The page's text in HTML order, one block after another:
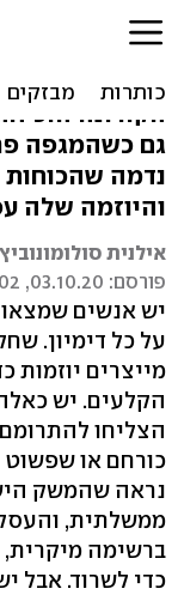
לוקאל
עם ישראל
הקורונה
גם כשהמגפה
נדמה שהכוחות
והיוזמה שלה
אילנית
פורסם: 03.10.20, 04:02
יש אנשים
על כל דימיון.
מייצרים יוזמות
הקלעים. יש
הצליחו
כורחם או שפשוט
נראה שהמשק
ממשלתית,
ברשימה מיקרית,
כדי לשרוד. אבל